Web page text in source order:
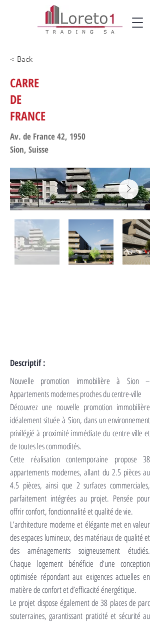
< Back
CARRE
DE
FRANCE
Av. de France 42, 1950
Sion, Suisse
Descriptif :
Nouvelle promotion immobilière à Sion –
Appartements modernes proches du centre-ville
Découvrez une nouvelle promotion immobilière
idéalement située à Sion, dans un environnement
privilégié à proximité immédiate du centre-ville et
de toutes les commodités.
Cette réalisation contemporaine propose 38
appartements modernes, allant du 2.5 pièces au
4.5 pièces, ainsi que 2 surfaces commerciales,
parfaitement intégrées au projet. Pensée pour
offrir confort, fonctionnalité et qualité de vie.
L’architecture moderne et élégante met en valeur
des espaces lumineux, des matériaux de qualité et
des aménagements soigneusement étudiés.
Chaque logement bénéficie d’une conception
optimisée répondant aux exigences actuelles en
matière de confort et d’efficacité énergétique.
Le projet dispose également de 38 places de parc
souterraines, garantissant praticité et sécurité au